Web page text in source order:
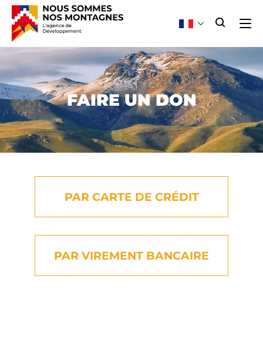
FAIRE UN DON
PAR CARTE DE CRÉDIT
PAR VIREMENT BANCAIRE